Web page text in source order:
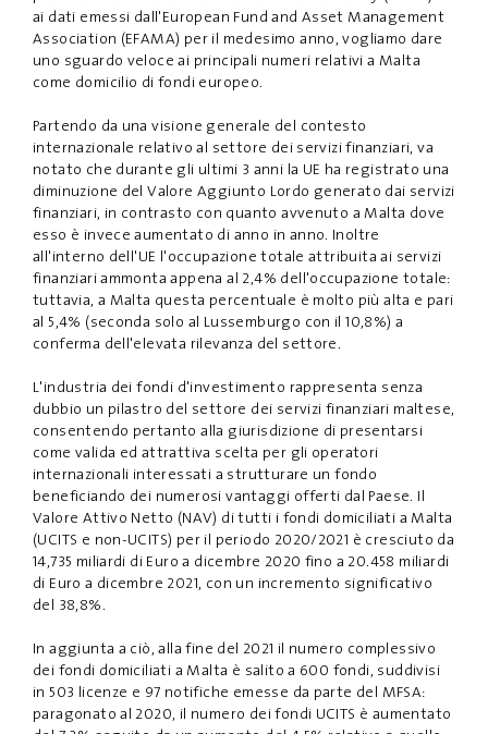
ai dati emessi dall'European Fund and Asset Management
Association (EFAMA) per il medesimo anno, vogliamo dare
uno sguardo veloce ai principali numeri relativi a Malta
come domicilio di fondi europeo.
Partendo da una visione generale del contesto
internazionale relativo al settore dei servizi finanziari, va
notato che durante gli ultimi 3 anni la UE ha registrato una
diminuzione del Valore Aggiunto Lordo generato dai servizi
finanziari, in contrasto con quanto avvenuto a Malta dove
esso è invece aumentato di anno in anno. Inoltre
all'interno dell'UE l'occupazione totale attribuita ai servizi
finanziari ammonta appena al 2,4% dell'occupazione totale:
tuttavia, a Malta questa percentuale è molto più alta e pari
al 5,4% (seconda solo al Lussemburgo con il 10,8%) a
conferma dell'elevata rilevanza del settore.
L'industria dei fondi d'investimento rappresenta senza
dubbio un pilastro del settore dei servizi finanziari maltese,
consentendo pertanto alla giurisdizione di presentarsi
come valida ed attrattiva scelta per gli operatori
internazionali interessati a strutturare un fondo
beneficiando dei numerosi vantaggi offerti dal Paese. Il
Valore Attivo Netto (NAV) di tutti i fondi domiciliati a Malta
(UCITS e non-UCITS) per il periodo 2020/2021 è cresciuto da
14,735 miliardi di Euro a dicembre 2020 fino a 20.458 miliardi
di Euro a dicembre 2021, con un incremento significativo
del 38,8%.
In aggiunta a ciò, alla fine del 2021 il numero complessivo
dei fondi domiciliati a Malta è salito a 600 fondi, suddivisi
in 503 licenze e 97 notifiche emesse da parte del MFSA:
paragonato al 2020, il numero dei fondi UCITS è aumentato